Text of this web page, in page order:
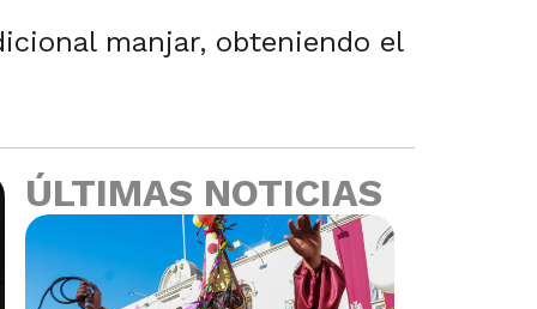
manjar, obteniendo el
ÚLTIMAS NOTICIAS